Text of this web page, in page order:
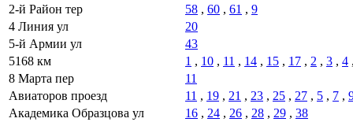
2-й Район тер
58 , 60 , 61 , 9
4 Линия ул
20
5-й Армии ул
43
5168 км
1 , 10 , 11 , 14 , 15 , 17 , 2 , 3 , 4
8 Марта пер
11
Авиаторов проезд
11 , 19 , 21 , 23 , 25 , 27 , 5 , 7 ,
Академика Образцова ул
16 , 24 , 26 , 28 , 29 , 38